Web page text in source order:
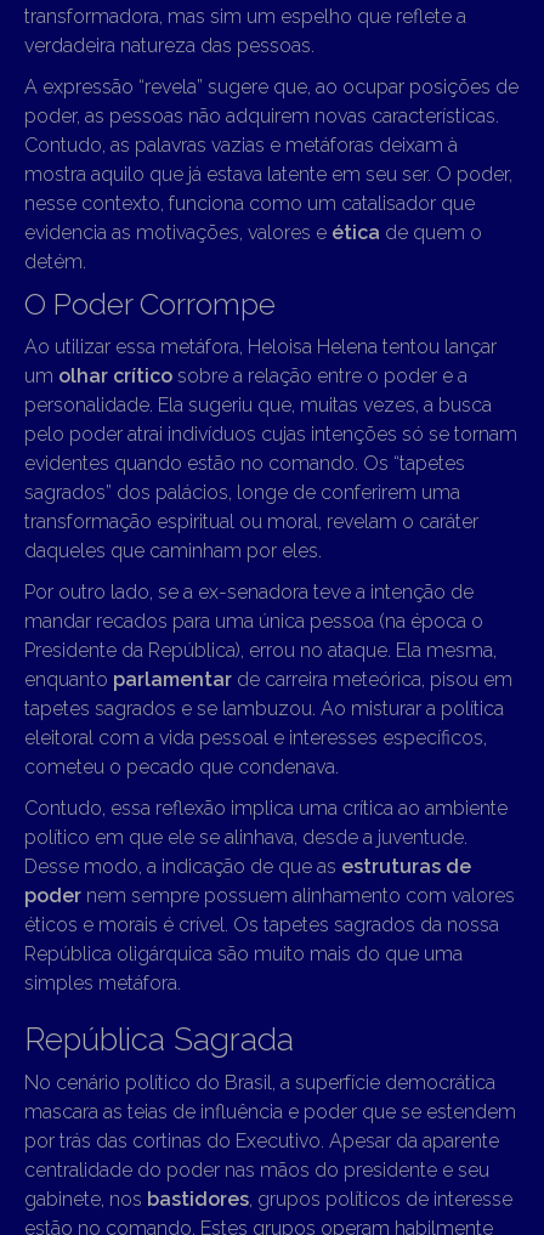
transformadora, mas sim um espelho que reflete a
verdadeira natureza das pessoas.
A expressão “revela” sugere que, ao ocupar posições de
poder, as pessoas não adquirem novas características.
Contudo, as palavras vazias e metáforas deixam à
mostra aquilo que já estava latente em seu ser. O poder,
nesse contexto, funciona como um catalisador que
evidencia as motivações, valores e ética de quem o
detém.
O Poder Corrompe
Ao utilizar essa metáfora, Heloisa Helena tentou lançar
um olhar crítico sobre a relação entre o poder e a
personalidade. Ela sugeriu que, muitas vezes, a busca
pelo poder atrai indivíduos cujas intenções só se tornam
evidentes quando estão no comando. Os “tapetes
sagrados” dos palácios, longe de conferirem uma
transformação espiritual ou moral, revelam o caráter
daqueles que caminham por eles.
Por outro lado, se a ex-senadora teve a intenção de
mandar recados para uma única pessoa (na época o
Presidente da República), errou no ataque. Ela mesma,
enquanto parlamentar de carreira meteórica, pisou em
tapetes sagrados e se lambuzou. Ao misturar a política
eleitoral com a vida pessoal e interesses específicos,
cometeu o pecado que condenava.
Contudo, essa reflexão implica uma crítica ao ambiente
político em que ele se alinhava, desde a juventude.
Desse modo, a indicação de que as estruturas de
poder nem sempre possuem alinhamento com valores
éticos e morais é crível. Os tapetes sagrados da nossa
República oligárquica são muito mais do que uma
simples metáfora.
República Sagrada
No cenário político do Brasil, a superfície democrática
mascara as teias de influência e poder que se estendem
por trás das cortinas do Executivo. Apesar da aparente
centralidade do poder nas mãos do presidente e seu
gabinete, nos bastidores , grupos políticos de interesse
estão no comando. Estes grupos operam habilmente